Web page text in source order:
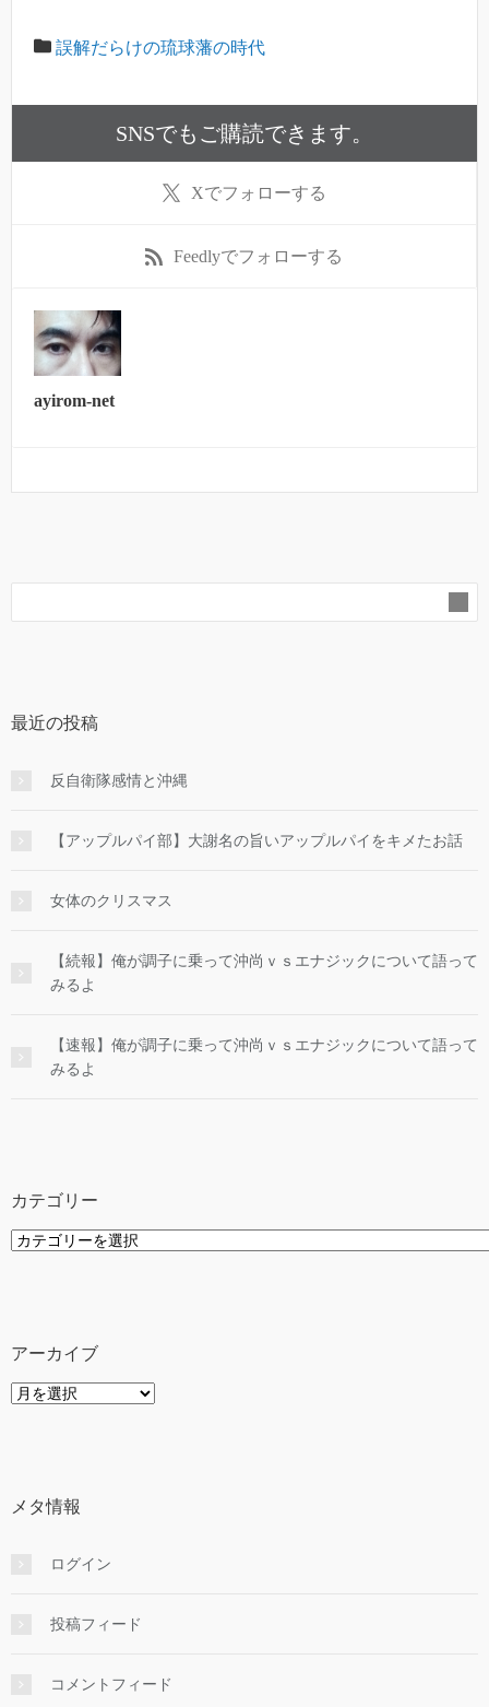
誤解だらけの琉球藩の時代
SNSでもご購読できます。
Xでフォローする
Feedlyでフォローする
ayirom-net
最近の投稿
反自衛隊感情と沖縄
【アップルパイ部】大謝名の旨いアップルパイをキメたお話
女体のクリスマス
【続報】俺が調子に乗って沖尚ｖｓエナジックについて語って
みるよ
【速報】俺が調子に乗って沖尚ｖｓエナジックについて語って
みるよ
カテゴリー
カ
アーカイブ
ア
メタ情報
ログイン
投稿フィード
コメントフィード